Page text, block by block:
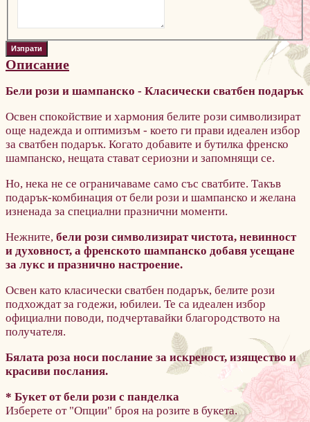
Описание
Бели рози и шампанско - Класически сватбен подарък
Освен спокойствие и хармония белите рози символизират
още надeжда и оптимизъм - което ги прави идеален избор
за сватбен подарък. Когато добавите и бутилка френско
шампанско, нещата стават сериозни и запомнящи се.
Но, нека не се ограничаваме само със сватбите. Такъв
подарък-комбинация от бели рози и шампанско и желана
изненада за специални празнични моменти.
Нежните, бели рози символизират чистота, невинност
и духовност, а френското шампанско добавя усещане
за лукс и празнично настроение.
Освен като класически сватбен подарък, белите рози
подхождат за годежи, юбилеи. Те са идеален избор
официални поводи, подчертавайки благородството на
получателя.
Бялата роза носи послание за искреност, изящество и
красиви послания.
* Букет от бели рози с панделка
Изберете от "Опции" броя на розите в букета.